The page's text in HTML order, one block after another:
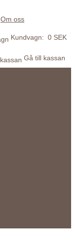
Om oss
Kundvagn: 0 SEK
Gå till kassan